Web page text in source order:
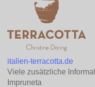
italien-terracotta.de
Viele zusätzliche
Impruneta